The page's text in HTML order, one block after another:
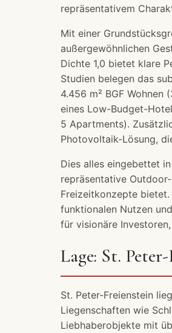
repräsentativem
Mit einer
außergewöhnlichen
Dichte 1,0 bietet klare
Studien belegen das
4.456 m² BGF
eines Low-Budget-
5 Apartments).
Photovoltaik-Lösung,
Dies alles eingebettet
repräsentative
Freizeitkonzepte
funktionalen Nutzen
für visionäre
Lage: St.
St. Peter-Freienstein
Liegenschaften wie
Liebhaberobjekte mit